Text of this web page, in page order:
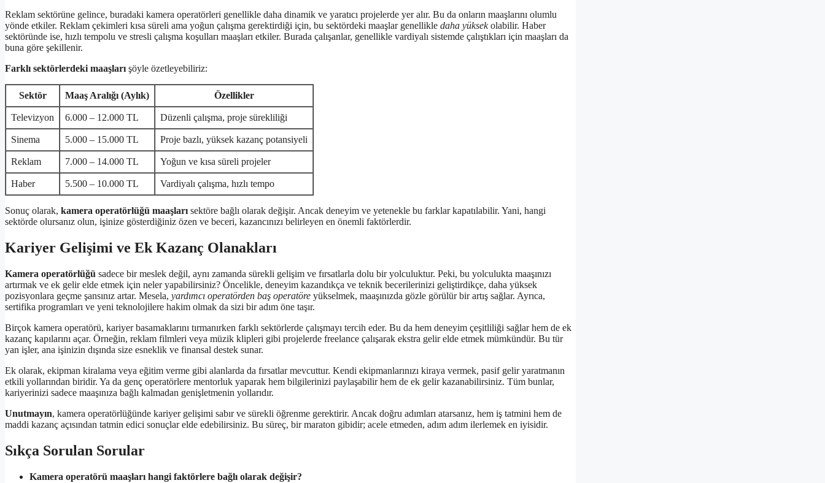
Reklam sektörüne gelince, buradaki kamera operatörleri genellikle daha dinamik ve yaratıcı projelerde yer alır. Bu da onların maaşlarını olumlu
yönde etkiler. Reklam çekimleri kısa süreli ama yoğun çalışma gerektirdiği için, bu sektördeki maaşlar genellikle daha yüksekolabilir. Haber
sektöründe ise, hızlı tempolu ve stresli çalışma koşulları maaşları etkiler. Burada çalışanlar, genellikle vardiyalı sistemde çalıştıkları için maaşları da
buna göre şekillenir.
Farklı sektörlerdeki maaşlarışöyle özetleyebiliriz:
Sektör Maaş Aralığı (Aylık) Özellikler
Televizyon 6.000 – 12.000 TL Düzenli çalışma, proje sürekliliği
Sinema 5.000 – 15.000 TL Proje bazlı, yüksek kazanç potansiyeli
Reklam 7.000 – 14.000 TL Yoğun ve kısa süreli projeler
Haber 5.500 – 10.000 TL Vardiyalı çalışma, hızlı tempo
Sonuç olarak, kamera operatörlüğü maaşlarısektöre bağlı olarak değişir. Ancak deneyim ve yetenekle bu farklar kapatılabilir. Yani, hangi
sektörde olursanız olun, işinize gösterdiğiniz özen ve beceri, kazancınızı belirleyen en önemli faktörlerdir.
Kariyer Gelişimi ve Ek Kazanç Olanakları
Kamera operatörlüğü sadece bir meslek değil, aynı zamanda sürekli gelişim ve fırsatlarla dolu bir yolculuktur. Peki, bu yolculukta maaşınızı
artırmak ve ek gelir elde etmek için neler yapabilirsiniz? Öncelikle, deneyim kazandıkça ve teknik becerilerinizi geliştirdikçe, daha yüksek
pozisyonlara geçme şansınız artar. Mesela, yardımcı operatörden baş operatöre yükselmek, maaşınızda gözle görülür bir artış sağlar. Ayrıca,
sertifika programları ve yeni teknolojilere hakim olmak da sizi bir adım öne taşır.
Birçok kamera operatörü, kariyer basamaklarını tırmanırken farklı sektörlerde çalışmayı tercih eder. Bu da hem deneyim çeşitliliği sağlar hem de ek
kazanç kapılarını açar. Örneğin, reklam filmleri veya müzik klipleri gibi projelerde freelance çalışarak ekstra gelir elde etmek mümkündür. Bu tür
yan işler, ana işinizin dışında size esneklik ve finansal destek sunar.
Ek olarak, ekipman kiralama veya eğitim verme gibi alanlarda da fırsatlar mevcuttur. Kendi ekipmanlarınızı kiraya vermek, pasif gelir yaratmanın
etkili yollarından biridir. Ya da genç operatörlere mentorluk yaparak hem bilgilerinizi paylaşabilir hem de ek gelir kazanabilirsiniz. Tüm bunlar,
kariyerinizi sadece maaşınıza bağlı kalmadan genişletmenin yollarıdır.
Unutmayın, kamera operatörlüğünde kariyer gelişimi sabır ve sürekli öğrenme gerektirir. Ancak doğru adımları atarsanız, hem iş tatmini hem de
maddi kazanç açısından tatmin edici sonuçlar elde edebilirsiniz. Bu süreç, bir maraton gibidir; acele etmeden, adım adım ilerlemek en iyisidir.
Sıkça Sorulan Sorular
Kamera operatörü maaşları hangi faktörlere bağlı olarak değişir?